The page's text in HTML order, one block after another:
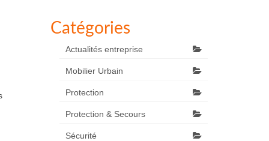
Catégories
Actualités entreprise
Mobilier Urbain
Protection
Protection & Secours
Sécurité